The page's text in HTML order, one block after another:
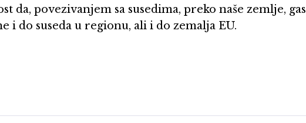
da, povezivanjem sa susedima, preko naše zemlje, gas
i do suseda u regionu, ali i do zemalja EU.